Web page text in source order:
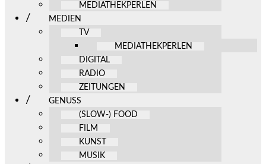
MEDIATHEKPERLEN
MEDIEN
TV
MEDIATHEKPERLEN
DIGITAL
RADIO
ZEITUNGEN
GENUSS
(SLOW-) FOOD
FILM
KUNST
MUSIK